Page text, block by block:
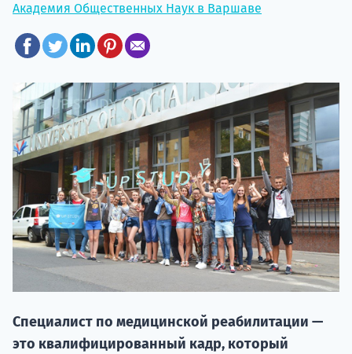
Академия Общественных Наук в Варшаве
Специалист по медицинской реабилитации —
это квалифицированный кадр, который